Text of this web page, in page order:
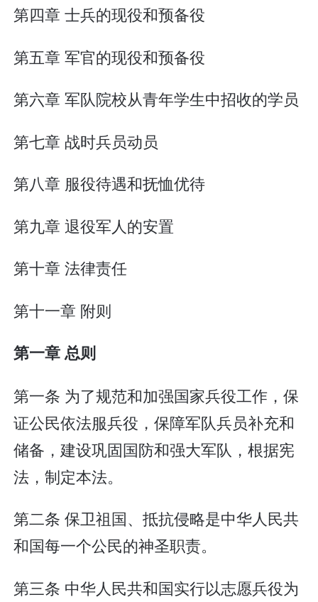
第四章 士兵的现役和预备役
第五章 军官的现役和预备役
第六章 军队院校从青年学生中招收的学员
第七章 战时兵员动员
第八章 服役待遇和抚恤优待
第九章 退役军人的安置
第十章 法律责任
第十一章 附则
第一章 总则
第一条 为了规范和加强国家兵役工作，保
证公民依法服兵役，保障军队兵员补充和
储备，建设巩固国防和强大军队，根据宪
法，制定本法。
第二条 保卫祖国、抵抗侵略是中华人民共
和国每一个公民的神圣职责。
第三条 中华人民共和国实行以志愿兵役为